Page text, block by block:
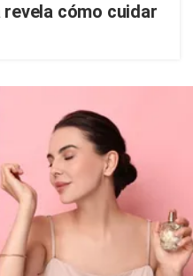
cómo cuidar